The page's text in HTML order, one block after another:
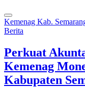
Kemenag Kab.
Berita
Perkuat
Kemenag
Kabupaten